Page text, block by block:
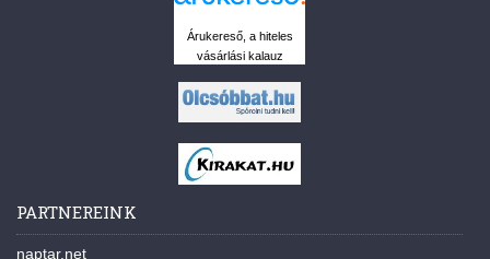
Árukereső, a hiteles
vásárlási kalauz
PARTNEREINK
naptar.net